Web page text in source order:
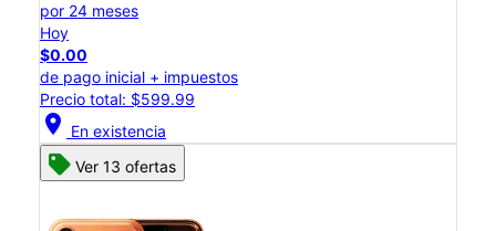
por 24 meses
Hoy
$0.00
de pago inicial + impuestos
Precio total: $599.99
location_on En existencia
Ver 13 ofertas